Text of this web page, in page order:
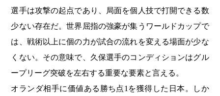
選手は攻撃の起点であり、局面を個人技で打開できる数
少ない存在だ。世界屈指の強豪が集うワールドカップで
は、戦術以上に個の力が試合の流れを変える場面が少な
くない。その意味で、久保選手のコンディションはグル
ープリーグ突破を左右する重要な要素と言える。
オランダ相手に価値ある勝ち点1を獲得した日本。しか